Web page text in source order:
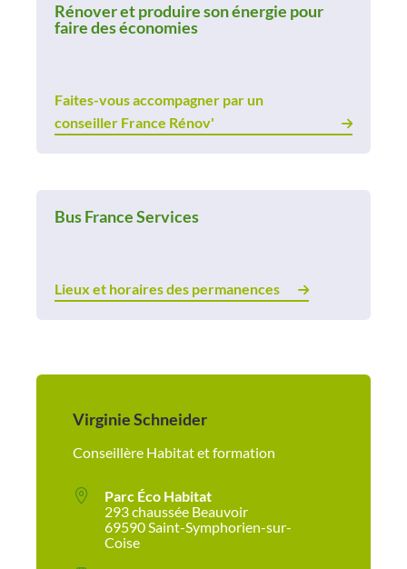
Rénover et produire son énergie pour
faire des économies
Faites-vous accompagner par un
conseiller France Rénov'
Bus France Services
Lieux et horaires des permanences
Virginie Schneider
Conseillère Habitat et formation
Parc Éco Habitat
293 chaussée Beauvoir
69590 Saint-Symphorien-sur-
Coise